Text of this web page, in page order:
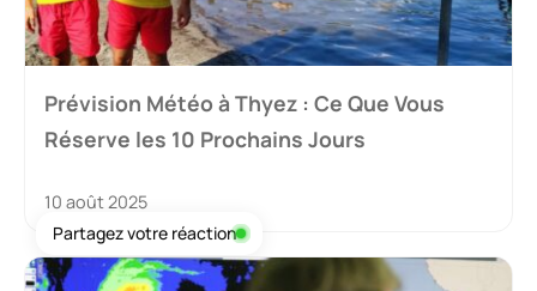
Prévision Météo à Thyez : Ce Que Vous
Réserve les 10 Prochains Jours
10 août 2025
Partagez votre réaction